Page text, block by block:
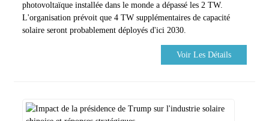
photovoltaïque installée dans le monde a dépassé les 2 TW.
L'organisation prévoit que 4 TW supplémentaires de capacité
solaire seront probablement déployés d'ici 2030.
Voir Les Détails